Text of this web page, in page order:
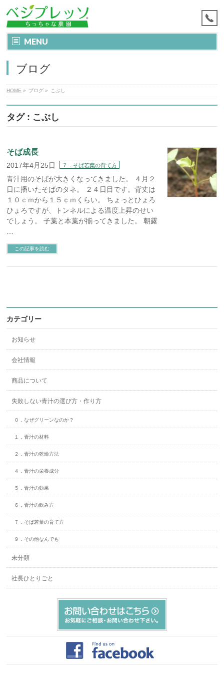
MENU
ブログ
HOME » ブログ » こぶし
タグ : こぶし
そば成長
2017年4月25日 ７．そば若葉の育て方
青汁用のそばが大きくなってきました。 ４月２
日に播いたそばのタネ。 ２４日目です。背丈は
１０ｃｍから１５ｃｍくらい。 ちょっとひょろ
ひょろですが、トンネルによる温度上昇のせい
でしょう。 子葉と本葉が揃ってきました。 朝露
この記事を読む
カテゴリー
お知らせ
会社情報
商品について
失敗しない青汁の選び方・作り方
０．なぜグリーンなのか？
１．青汁の材料
２．青汁の乾燥方法
４．青汁の栄養成分
５．青汁の効果
６．青汁の飲み方
７．そば若葉の育て方
９．その他なんでも
未分類
社長ひとりごと